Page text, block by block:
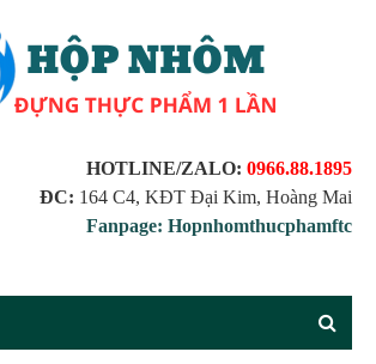
HOTLINE/ZALO: 0966.88.1895
ĐC: 164 C4, KĐT Đại Kim, Hoàng Mai
Fanpage: Hopnhomthucphamftc